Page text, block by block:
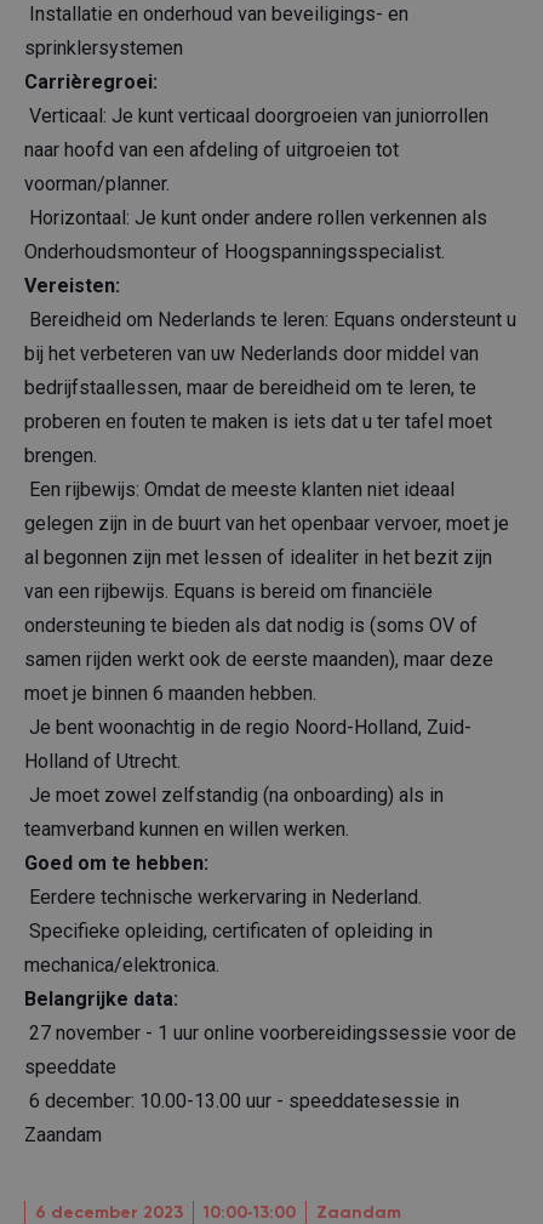
Installatie en onderhoud van beveiligings- en
sprinklersystemen
Carrièregroei:
Verticaal: Je kunt verticaal doorgroeien van juniorrollen
naar hoofd van een afdeling of uitgroeien tot
voorman/planner.
Horizontaal: Je kunt onder andere rollen verkennen als
Onderhoudsmonteur of Hoogspanningsspecialist.
Vereisten:
Bereidheid om Nederlands te leren: Equans ondersteunt u
bij het verbeteren van uw Nederlands door middel van
bedrijfstaallessen, maar de bereidheid om te leren, te
proberen en fouten te maken is iets dat u ter tafel moet
brengen.
Een rijbewijs: Omdat de meeste klanten niet ideaal
gelegen zijn in de buurt van het openbaar vervoer, moet je
al begonnen zijn met lessen of idealiter in het bezit zijn
van een rijbewijs. Equans is bereid om financiële
ondersteuning te bieden als dat nodig is (soms OV of
samen rijden werkt ook de eerste maanden), maar deze
moet je binnen 6 maanden hebben.
Je bent woonachtig in de regio Noord-Holland, Zuid-
Holland of Utrecht.
Je moet zowel zelfstandig (na onboarding) als in
teamverband kunnen en willen werken.
Goed om te hebben:
Eerdere technische werkervaring in Nederland.
Specifieke opleiding, certificaten of opleiding in
mechanica/elektronica.
Belangrijke data:
27 november - 1 uur online voorbereidingssessie voor de
speeddate
6 december: 10.00-13.00 uur - speeddatesessie in
Zaandam
6 december 2023 10:00‐13:00 Zaandam